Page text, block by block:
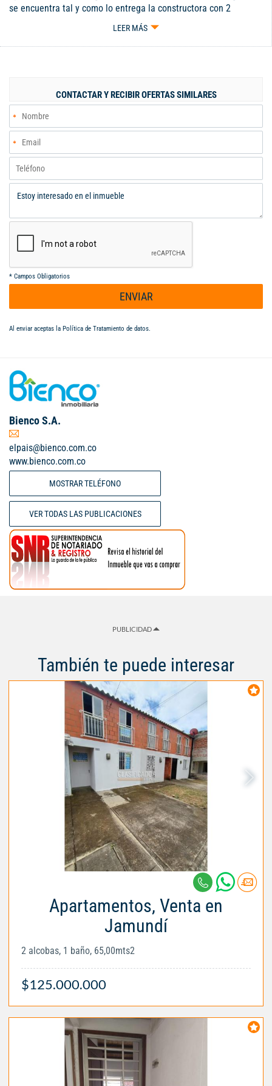
se encuentra tal y como lo entrega la constructora con 2
habitaciones, baño, sala comedor, cocineta y zona de oficios,
precio de oportunidad para que inicies el sueño de tener tu
propio apartamento, conjunto cuenta con piscina, zona infantil
bahía externa de parqueaderos, fácil acceso vehicular. Código
Web: 106882 Código interno: V106882
LEER MÁS
CONTACTAR Y RECIBIR OFERTAS SIMILARES
* Campos Obligatorios
ENVIAR
Al enviar aceptas la Política de Tratamiento de datos.
Bienco S.A.
elpais@bienco.com.co
www.bienco.com.co
MOSTRAR TELÉFONO
VER TODAS LAS PUBLICACIONES
PUBLICIDAD
También te puede interesar
Apartamentos, Venta en
Jamundí
2 alcobas, 1 baño, 65,00mts2
$125.000.000